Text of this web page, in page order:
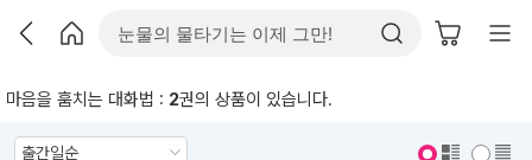
마음을 훔치는 대화법 : 2권의 상품이 있습니다.